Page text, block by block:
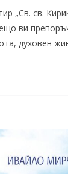
„Св. св.
ви
духовен